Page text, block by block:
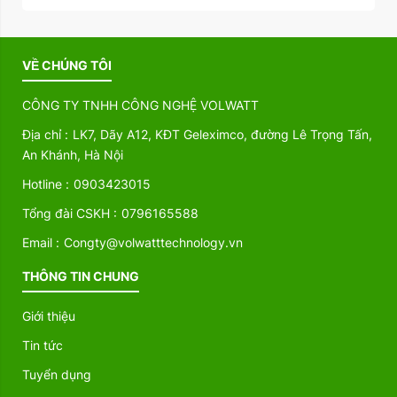
VỀ CHÚNG TÔI
CÔNG TY TNHH CÔNG NGHỆ VOLWATT
Địa chỉ : LK7, Dãy A12, KĐT Geleximco, đường Lê Trọng Tấn,
An Khánh, Hà Nội
Hotline : 0903423015
Tổng đài CSKH : 0796165588
Email : Congty@volwatttechnology.vn
THÔNG TIN CHUNG
Giới thiệu
Tin tức
Tuyển dụng